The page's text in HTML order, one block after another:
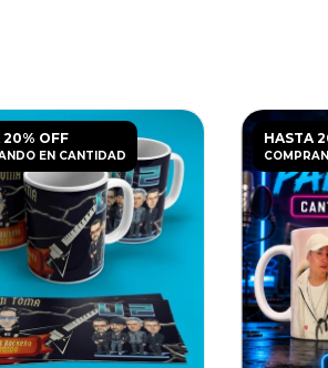
20% OFF
EN CANTIDAD
HASTA